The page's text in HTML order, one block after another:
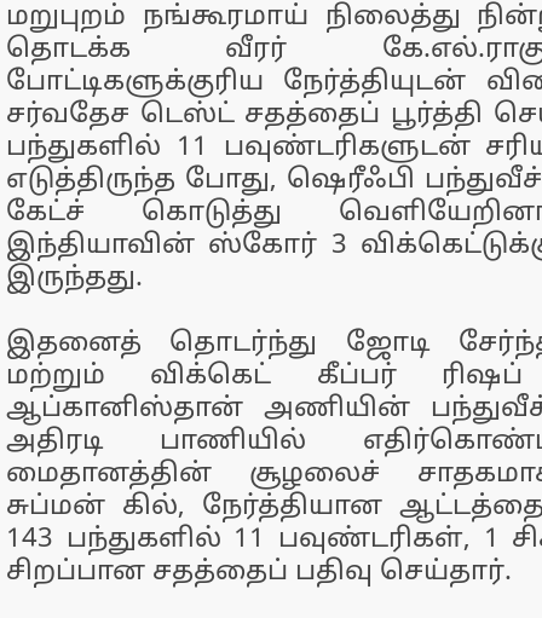
மறுபுறம் நங்கூரமாய் நிலைத்து
தொடக்க வீரர்
போட்டிகளுக்குரிய நேர்த்தியுடன்
சர்வதேச டெஸ்ட் சதத்தைப் பூர்த்தி
பந்துகளில் 11 பவுண்டரிகளுடன்
எடுத்திருந்த போது, ஷெரீஃபி
கேட்ச் கொடுத்து
இந்தியாவின் ஸ்கோர் 3
இருந்தது.
இதனைத் தொடர்ந்து ஜோடி
மற்றும் விக்கெட் கீப்பர்
ஆப்கானிஸ்தான் அணியின்
அதிரடி பாணியில்
மைதானத்தின் சூழலைச்
சுப்மன் கில், நேர்த்தியான ஆட்டத்தை
143 பந்துகளில் 11 பவுண்டரிகள், 1
சிறப்பான சதத்தைப் பதிவு செய்தார்.